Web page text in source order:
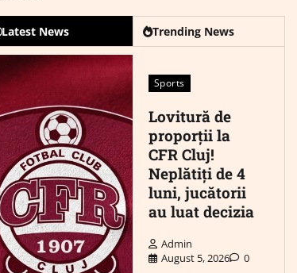
Latest News Trending News
Sports
Lovitură de
proporții la
CFR Cluj!
Neplătiți de 4
luni, jucătorii
au luat decizia
Admin
August 5, 2026
0